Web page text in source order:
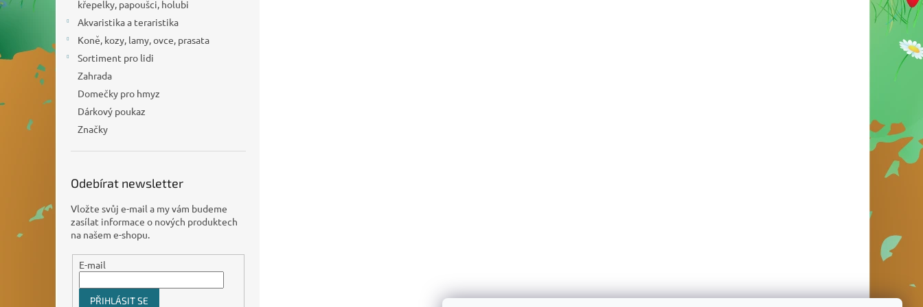
křepelky, papoušci, holubi
Akvaristika a teraristika
Koně, kozy, lamy, ovce, prasata
Sortiment pro lidi
Zahrada
Domečky pro hmyz
Dárkový poukaz
Značky
Odebírat newsletter
Vložte svůj e-mail a my vám budeme
zasílat informace o nových produktech
na našem e-shopu.
E-mail
PŘIHLÁSIT SE